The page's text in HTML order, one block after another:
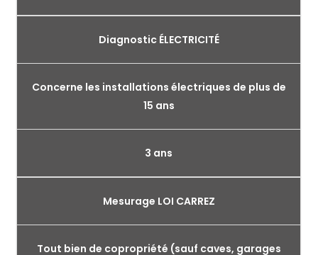
Diagnostic ÉLECTRICITÉ
Concerne les installations électriques de plus de
15 ans
3 ans
Mesurage LOI CARREZ
Tout bien de copropriété (sauf caves, garages